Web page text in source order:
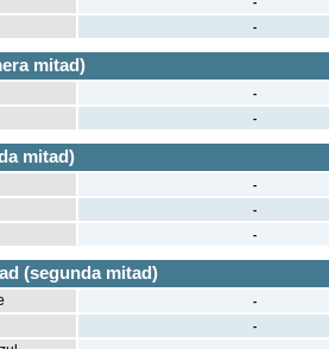
-
mitad)
-
-
mitad)
-
-
-
(segunda mitad)
-
-